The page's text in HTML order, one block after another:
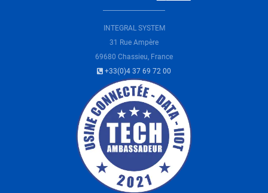
INTEGRAL SYSTEM
31 Rue Ampère
69680 Chassieu, France
+33(0)4 37 69 72 00